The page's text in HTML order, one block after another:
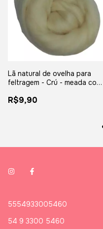
Lã natural de ovelha para
feltragem - Crú - meada com
R$9,90
5554933005460
54 9 3300 5460